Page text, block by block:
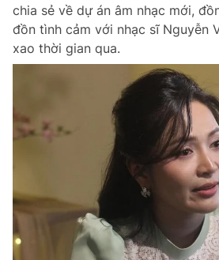
chia sẻ về dự án âm nhạc mới,
đồn tình cảm với nhạc sĩ Nguyễn
xao thời gian qua.